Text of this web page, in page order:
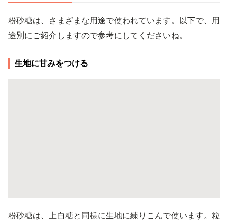
粉砂糖は、さまざまな用途で使われています。以下で、用
途別にご紹介しますので参考にしてくださいね。
生地に甘みをつける
粉砂糖は、上白糖と同様に生地に練りこんで使います。粒